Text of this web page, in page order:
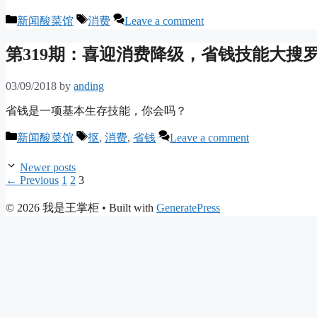
Categories
新闻酸菜馆 Tags
消费 Leave a comment
第319期：喜迎消费降级，省钱技能大搜
03/09/2018 by anding
省钱是一项基本生存技能，你会吗？
Categories
新闻酸菜馆 Tags
抠, 消费, 省钱 Leave a comment
Newer posts
← Previous Page
1 Page
2 Page
3
© 2026 我是王掌柜 • Built with GeneratePress